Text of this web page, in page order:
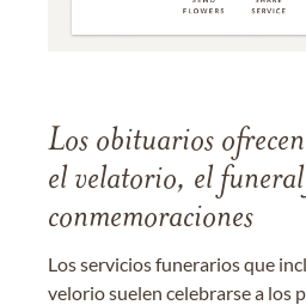
Los obituarios
el velatorio, el
conmemoraciones
Los servicios funerarios que
velorio suelen celebrarse a los